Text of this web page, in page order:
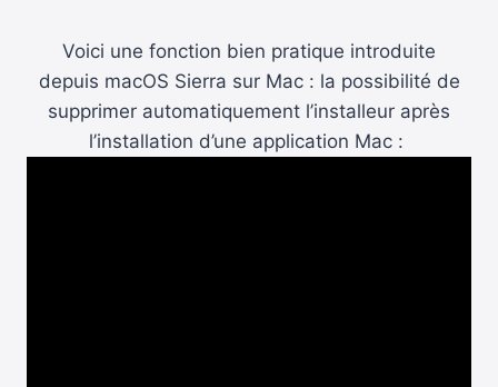
Voici une fonction bien pratique introduite
depuis macOS Sierra sur Mac : la possibilité de
supprimer automatiquement l’installeur après
l’installation d’une application Mac :